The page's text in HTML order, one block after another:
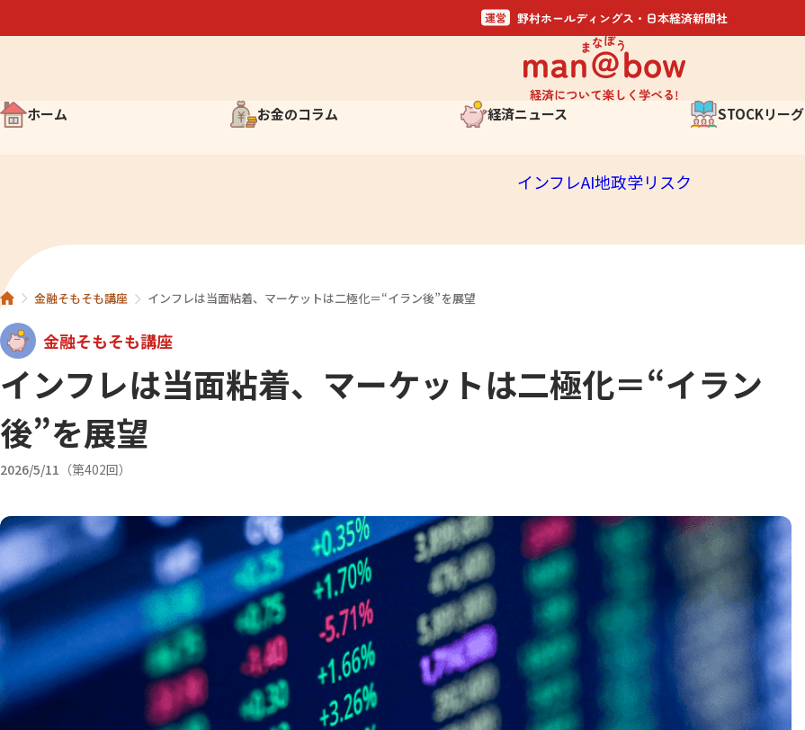
ホーム お金のコラム
わかっておきたい投資のこと
世界の取引所を知ろう
経済ニュース
金融そもそも講座
STOCKリーグ
インフレAI地政学リスク
金融そもそも講座 インフレは当面粘着、マーケットは二極化＝“イラン後”を展望
金融そもそも講座
インフレは当面粘着、マーケットは二極化＝“イラン
後”を展望
2026/5/11 第402回